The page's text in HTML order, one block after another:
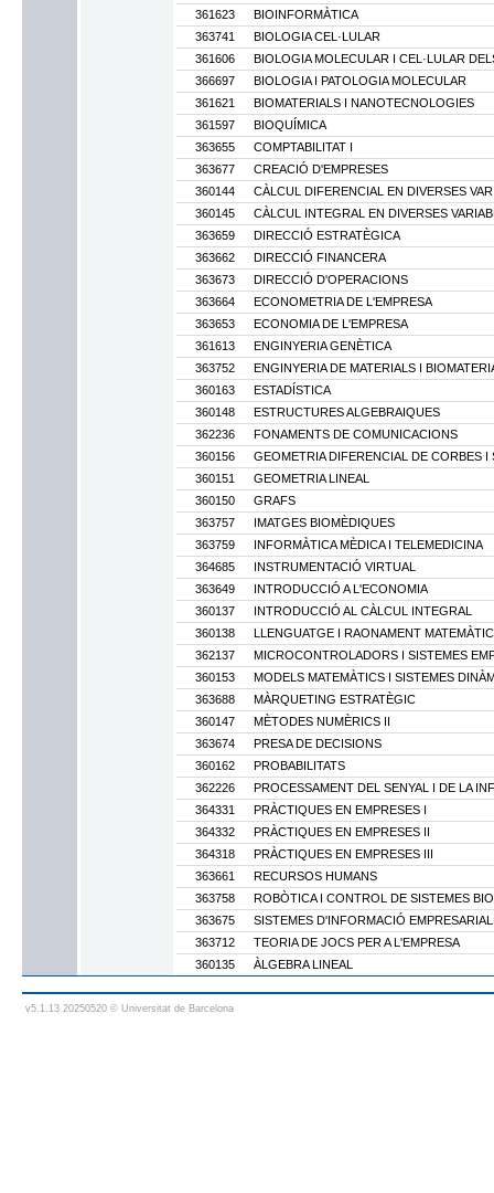
361623
BIOINFORMÀTICA
363741
BIOLOGIA CEL·LULAR
361606
BIOLOGIA MOLECULAR I CEL·LULAR
366697
BIOLOGIA I PATOLOGIA MOLECULAR
361621
BIOMATERIALS I NANOTECNOLOGIES
361597
BIOQUÍMICA
363655
COMPTABILITAT I
363677
CREACIÓ D'EMPRESES
360144
CÀLCUL DIFERENCIAL EN DIVERSES
360145
CÀLCUL INTEGRAL EN DIVERSES
363659
DIRECCIÓ ESTRATÈGICA
363662
DIRECCIÓ FINANCERA
363673
DIRECCIÓ D'OPERACIONS
363664
ECONOMETRIA DE L'EMPRESA
363653
ECONOMIA DE L'EMPRESA
361613
ENGINYERIA GENÈTICA
363752
ENGINYERIA DE MATERIALS I
360163
ESTADÍSTICA
360148
ESTRUCTURES ALGEBRAIQUES
362236
FONAMENTS DE COMUNICACIONS
360156
GEOMETRIA DIFERENCIAL DE CORBES I
360151
GEOMETRIA LINEAL
360150
GRAFS
363757
IMATGES BIOMÈDIQUES
363759
INFORMÀTICA MÈDICA I TELEMEDICINA
364685
INSTRUMENTACIÓ VIRTUAL
363649
INTRODUCCIÓ A L'ECONOMIA
360137
INTRODUCCIÓ AL CÀLCUL INTEGRAL
360138
LLENGUATGE I RAONAMENT MATEMÀTIC
362137
MICROCONTROLADORS I SISTEMES
360153
MODELS MATEMÀTICS I SISTEMES
363688
MÀRQUETING ESTRATÈGIC
360147
MÈTODES NUMÈRICS II
363674
PRESA DE DECISIONS
360162
PROBABILITATS
362226
PROCESSAMENT DEL SENYAL I DE LA
364331
PRÀCTIQUES EN EMPRESES I
364332
PRÀCTIQUES EN EMPRESES II
364318
PRÀCTIQUES EN EMPRESES III
363661
RECURSOS HUMANS
363758
ROBÒTICA I CONTROL DE SISTEMES
363675
SISTEMES D'INFORMACIÓ
363712
TEORIA DE JOCS PER A L'EMPRESA
360135
ÀLGEBRA LINEAL
v5.1.13 20250520 © Universitat de Barcelona